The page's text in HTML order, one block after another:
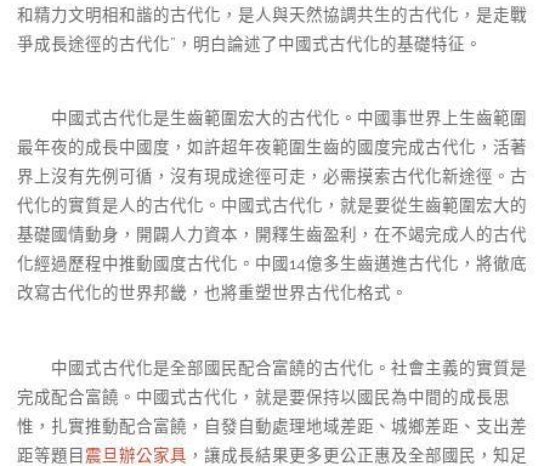
和精力文明相和諧的古代化，是人與天然協調共生的古代化，是走戰
爭成長途徑的古代化”，明白論述了中國式古代化的基礎特征。
中國式古代化是生齒範圍宏大的古代化。中國事世界上生齒範圍
最年夜的成長中國度，如許超年夜範圍生齒的國度完成古代化，活著
界上沒有先例可循，沒有現成途徑可走，必需摸索古代化新途徑。古
代化的實質是人的古代化。中國式古代化，就是要從生齒範圍宏大的
基礎國情動身，開闢人力資本，開釋生齒盈利，在不竭完成人的古代
化經過歷程中推動國度古代化。中國14億多生齒邁進古代化，將徹底
改寫古代化的世界邦畿，也將重塑世界古代化格式。
中國式古代化是全部國民配合富饒的古代化。社會主義的實質是
完成配合富饒。中國式古代化，就是要保持以國民為中間的成長思
惟，扎實推動配合富饒，自發自動處理地域差距、城鄉差距、支出差
距等題目震旦辦公家具 ，讓成長結果更多更公正惠及全部國民，知足